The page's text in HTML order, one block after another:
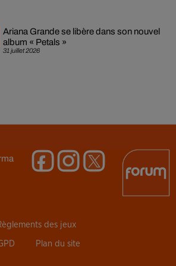
31 juillet 2026
Ariana Grande se libère dans son nouvel
album « Petals »
des jeux
Plan du site